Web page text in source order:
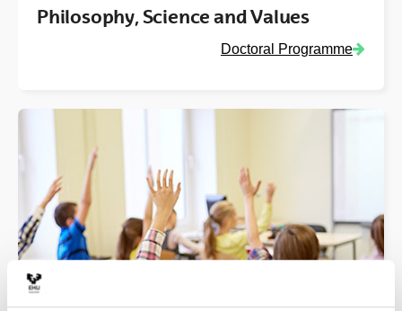
Philosophy, Science and Values
Doctoral Programme